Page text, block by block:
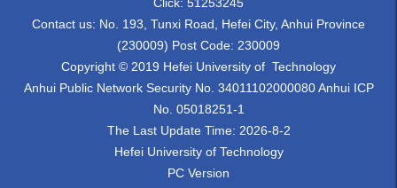
Contact us: No. 193, Tunxi Road, Hefei City, Anhui Province
(230009) Post Code: 230009
Copyright © 2019 Hefei University of Technology
Anhui Public Network Security No. 34011102000080 Anhui ICP
No. 05018251-1
The Last Update Time: 2026-8-2
Hefei University of Technology
PC Version